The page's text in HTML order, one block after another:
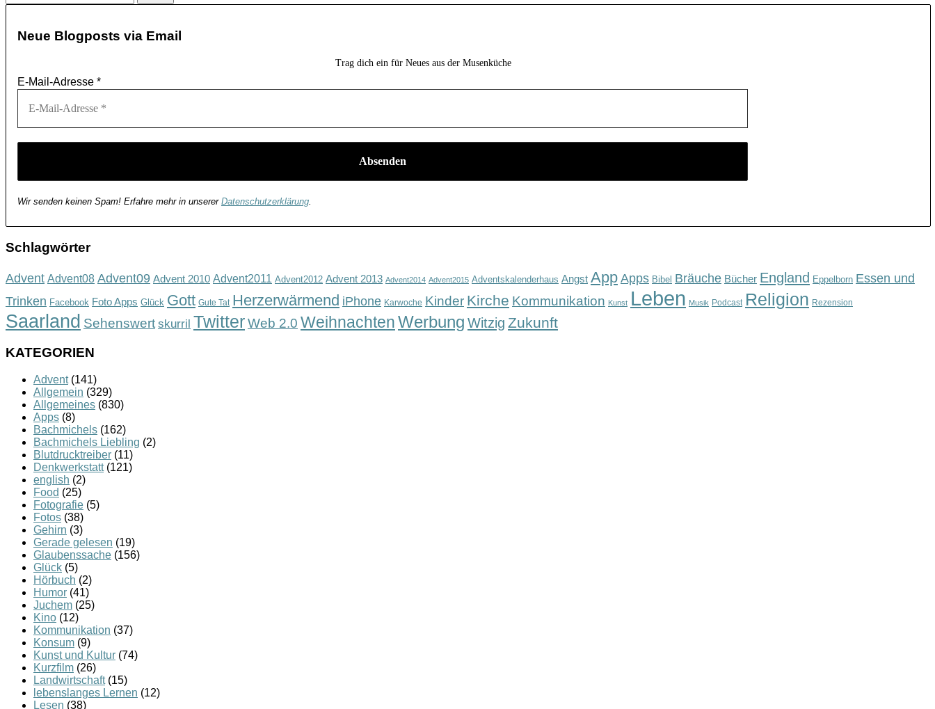
Neue Blogposts via Email
Trag dich ein für Neues aus der Musenküche
E-Mail-Adresse *
Wir senden keinen Spam! Erfahre mehr in unserer Datenschutzerklärung.
Schlagwörter
Advent Advent08 Advent09 Advent 2010 Advent2011 Advent2012 Advent 2013 Advent2014 Advent2015 Adventskalenderhaus Angst App Apps Bibel Bräuche Bücher England Eppelborn Essen und
Trinken Facebook Foto Apps Glück Gott Gute Tat Herzerwärmend iPhone Karwoche Kinder Kirche Kommunikation Kunst Leben Musik Podcast Religion Rezension
Saarland Sehenswert skurril TwitterWeb 2.0 WeihnachtenWerbung Witzig Zukunft
KATEGORIEN
Advent(141)
Allgemein (329)
Allgemeines (830)
Apps (8)
Bachmichels (162)
Bachmichels Liebling (2)
Blutdrucktreiber (11)
Denkwerkstatt(121)
english (2)
Food (25)
Fotografie (5)
Fotos (38)
Gehirn (3)
Gerade gelesen (19)
Glaubenssache (156)
Glück (5)
Hörbuch (2)
Humor (41)
Juchem (25)
Kino (12)
Kommunikation (37)
Konsum (9)
Kunst und Kultur (74)
Kurzfilm (26)
Landwirtschaft(15)
lebenslanges Lernen (12)
Lesen (38)